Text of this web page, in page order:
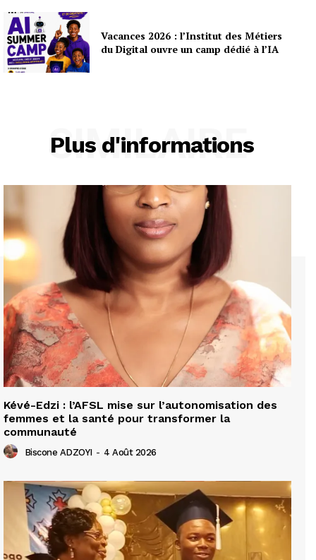
Vacances 2026 : l’Institut des Métiers
du Digital ouvre un camp dédié à l’IA
Plus d'informations
SIMILAIRE
Kévé-Edzi : l’AFSL mise sur l’autonomisation des
femmes et la santé pour transformer la
communauté
Biscone ADZOYI - 4 Août 2026